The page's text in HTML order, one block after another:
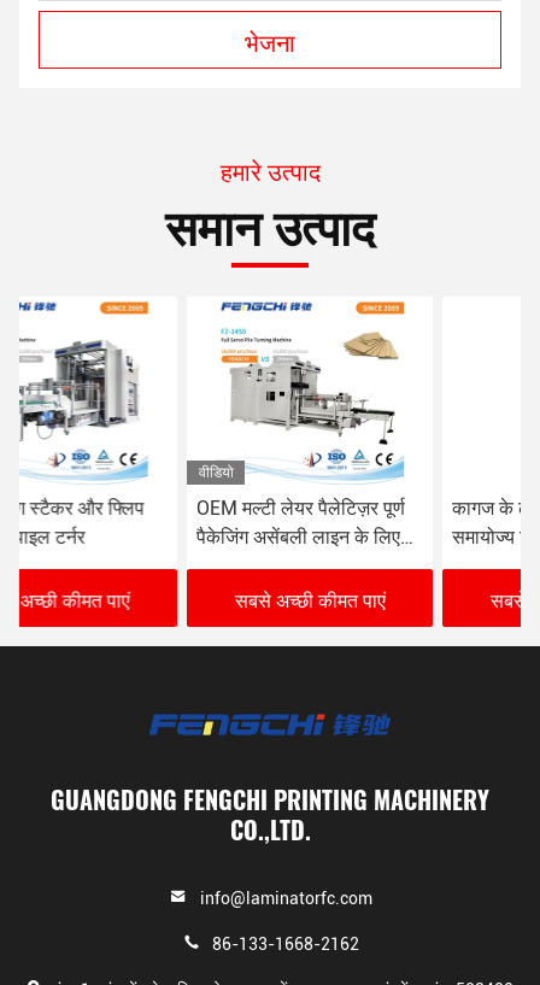
भेजना
हमारे उत्पाद
समान उत्पाद
वीडियो
OEM मल्टी लेयर पैलेटिज़र पूर्ण
पैकेजिंग असेंबली लाइन के लिए
पूर्ण सर्वो मोशन कंट्रोल
सबसे अच्छी कीमत पाएं
कागज के ढेर टर्नर स्टैकिंग के लिए
समायोज्य फ्लिप लिफ्ट स्पीड
फ्लोट लैमिनेटिंग मशीन
सबसे अच्छी कीमत पाएं
GUANGDONG FENGCHI PRINTING MACHINERY
CO.,LTD.
info@laminatorfc.com
86-133-1668-2162